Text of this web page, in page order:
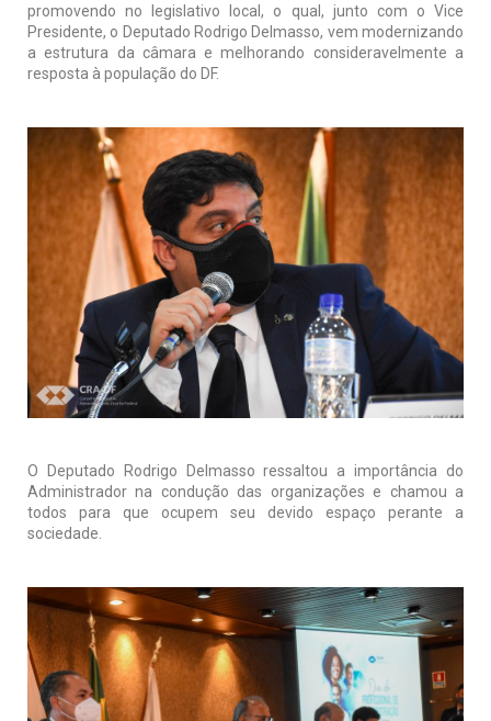
promovendo no legislativo local, o qual, junto com o Vice
Presidente, o Deputado Rodrigo Delmasso, vem modernizando
a estrutura da câmara e melhorando consideravelmente a
resposta à população do DF.
O Deputado Rodrigo Delmasso ressaltou a importância do
Administrador na condução das organizações e chamou a
todos para que ocupem seu devido espaço perante a
sociedade.